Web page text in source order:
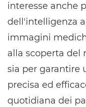
interesse anche
dell'intelligenza
immagini
alla scoperta del
sia per garantire
precisa ed
quotidiana dei